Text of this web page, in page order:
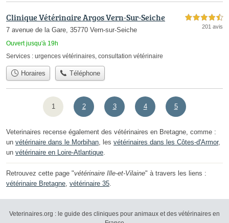
Clinique Vétérinaire Argos Vern-Sur-Seiche
7 avenue de la Gare, 35770 Vern-sur-Seiche
Ouvert jusqu'à 19h
4,5 étoiles sur 5
201 avis
Services : urgences vétérinaires, consultation vétérinaire
Horaires Téléphone
1 2 3 4 5
Veterinaires recense également des vétérinaires en Bretagne, comme :
un vétérinaire dans le Morbihan , les vétérinaires dans les Côtes-d'Armor,
un vétérinaire en Loire-Atlantique
Retrouvez cette page "vétérinaire Ille-et-Vilaine" à travers les liens :
vétérinaire Bretagne vétérinaire 35
Veterinaires.org : le guide des cliniques pour animaux et des vétérinaires en